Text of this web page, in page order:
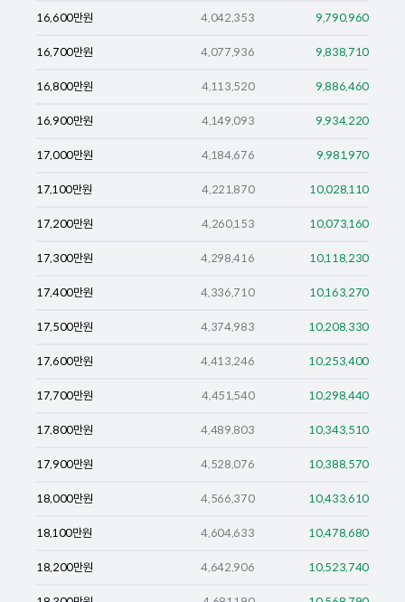
16,600만원 4,042,353 9,790,960
16,700만원 4,077,936 9,838,710
16,800만원 4,113,520 9,886,460
16,900만원 4,149,093 9,934,220
17,000만원 4,184,676 9,981,970
17,100만원 4,221,870 10,028,110
17,200만원 4,260,153 10,073,160
17,300만원 4,298,416 10,118,230
17,400만원 4,336,710 10,163,270
17,500만원 4,374,983 10,208,330
17,600만원 4,413,246 10,253,400
17,700만원 4,451,540 10,298,440
17,800만원 4,489,803 10,343,510
17,900만원 4,528,076 10,388,570
18,000만원 4,566,370 10,433,610
18,100만원 4,604,633 10,478,680
18,200만원 4,642,906 10,523,740